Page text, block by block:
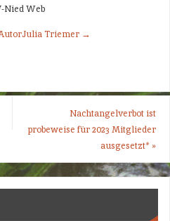
Nied Web
Triemer →
Nachtangelverbot ist
probeweise für 2023 Mitglieder
ausgesetzt* »